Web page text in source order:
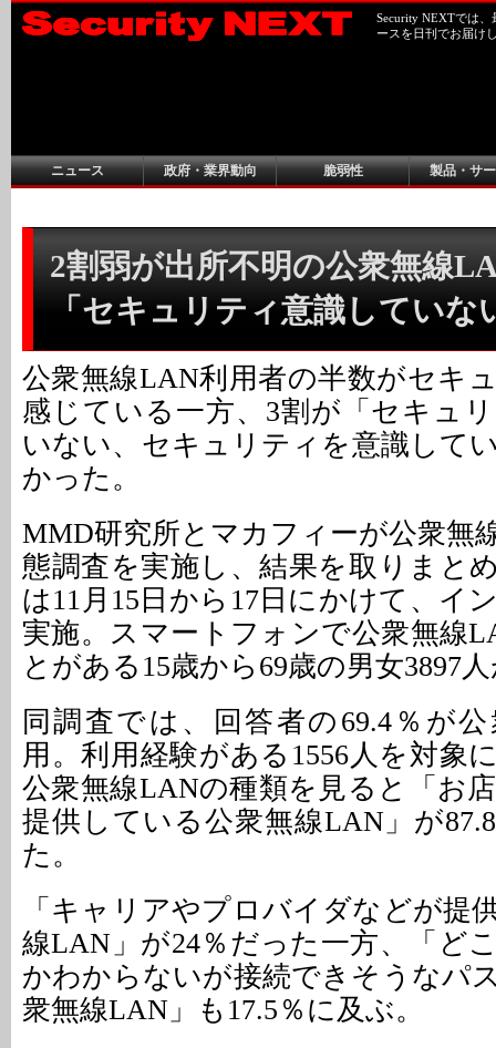
Security NEXTでは
ースを日刊でお届け
ニュース 政府・業界動向 脆弱性 製品・サ
2割弱が出所不明の公衆無線
「セキュリティ意識していな
公衆無線LAN利用者の半数がセキ
感じている一方、3割が「セキュ
いない、セキュリティを意識して
かった。
MMD研究所とマカフィーが公衆無
態調査を実施し、結果を取りまと
は11月15日から17日にかけて、イ
実施。スマートフォンで公衆無線
とがある15歳から69歳の男女3897
同調査では、回答者の69.4％が
用。利用経験がある1556人を対象
公衆無線LANの種類を見ると「お
提供している公衆無線LAN」が
た。
「キャリアやプロバイダなどが提
線LAN」が24％だった一方、「ど
かわからないが接続できそうなパ
衆無線LAN」も17.5％に及ぶ。